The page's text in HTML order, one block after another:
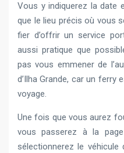
Vous y indiquerez la date
que le lieu précis où vous
fier d’offrir un service
aussi pratique que
pas vous emmener de
d’Ilha Grande, car un
voyage.
Une fois que vous aurez
vous passerez à la
sélectionnerez le